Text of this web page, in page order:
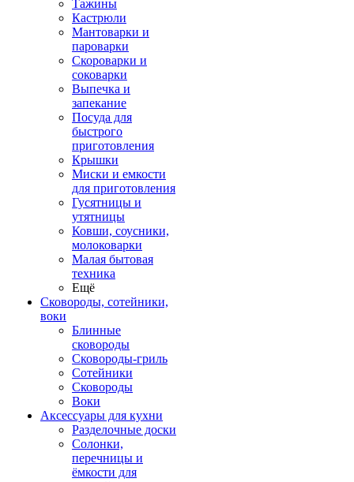
Тажины
Кастрюли
Мантоварки и
пароварки
Скороварки и
соковарки
Выпечка и
запекание
Посуда для
быстрого
приготовления
Крышки
Миски и емкости
для приготовления
Гусятницы и
утятницы
Ковши, соусники,
молоковарки
Малая бытовая
техника
Ещё
Сковороды, сотейники,
воки
Блинные
сковороды
Сковороды-гриль
Сотейники
Сковороды
Воки
Аксессуары для кухни
Разделочные доски
Солонки,
перечницы и
ёмкости для